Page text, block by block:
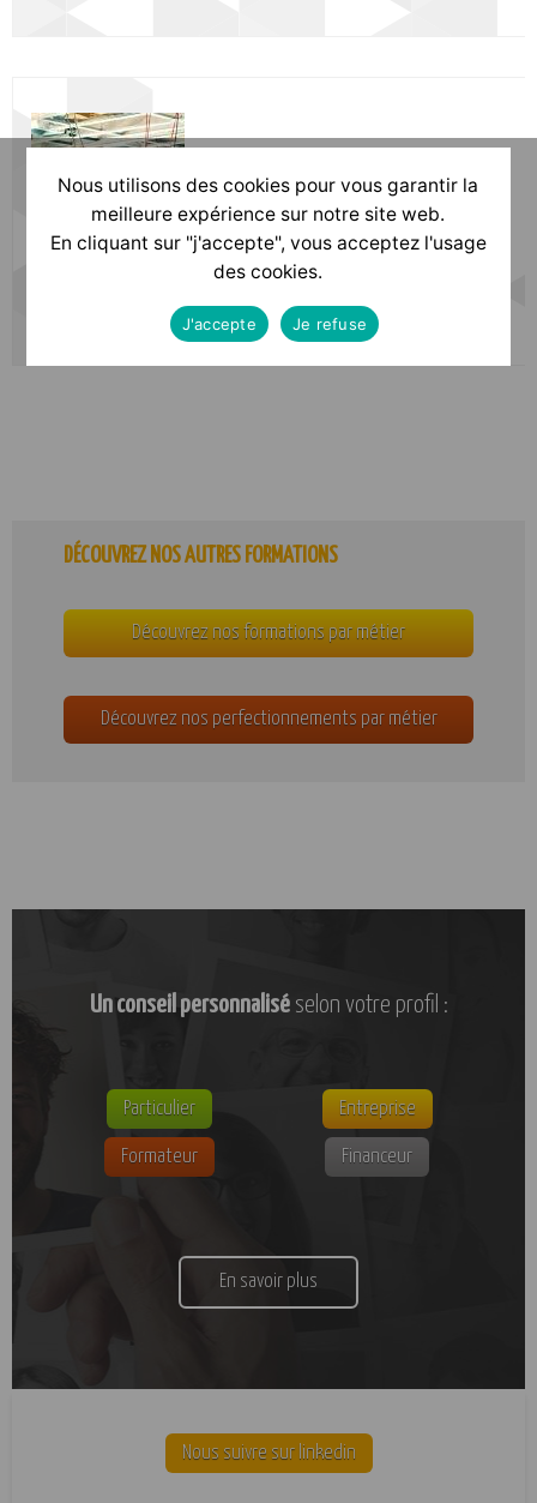
ELECTRICIEN D'ÉQUIPEMENT DU
BÂTIMENT
DÉCOUVREZ NOS AUTRES FORMATIONS
Découvrez nos formations par métier
Découvrez nos perfectionnements par métier
Un conseil personnaliséselon votre profil :
Particulier Entreprise
Formateur Financeur
En savoir plus
Nous suivre sur linkedin
Nous utilisons des cookies pour vous garantir la
meilleure expérience sur notre site web.
En cliquant sur "j'accepte", vous acceptez l'usage
des cookies.
J'accepte Je refuse